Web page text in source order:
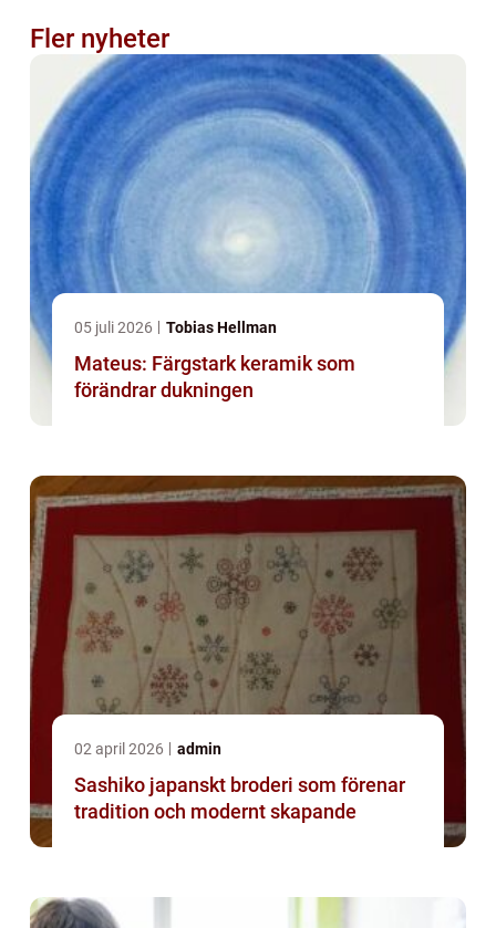
Fler nyheter
05 juli 2026 Tobias Hellman
Mateus: Färgstark keramik som
förändrar dukningen
02 april 2026 admin
Sashiko japanskt broderi som förenar
tradition och modernt skapande